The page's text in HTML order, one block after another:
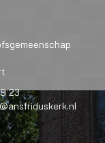
23